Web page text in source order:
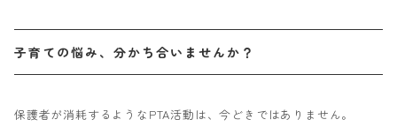
子育ての悩み、分かち合いませんか？
保護者が消耗するようなPTA活動は、今どきではありません。